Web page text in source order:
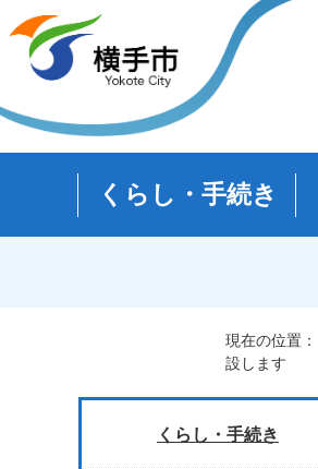
くらし・手続き
現在の位置：
設します
くらし・手続き